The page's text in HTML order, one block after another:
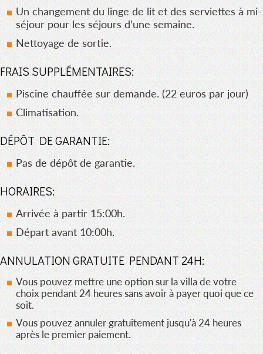
Un changement du linge de lit et des serviettes à mi-
séjour pour les séjours d’une semaine.
Nettoyage de sortie.
FRAIS SUPPLÉMENTAIRES:
Piscine chauffée sur demande. (22 euros par jour)
Climatisation.
DÉPÔT DE GARANTIE:
Pas de dépôt de garantie.
HORAIRES:
Arrivée à partir 15:00h.
Départ avant 10:00h.
ANNULATION GRATUITE PENDANT 24H:
Vous pouvez mettre une option sur la villa de votre
choix pendant 24 heures sans avoir à payer quoi que ce
soit.
Vous pouvez annuler gratuitement jusqu'à 24 heures
après le premier paiement.